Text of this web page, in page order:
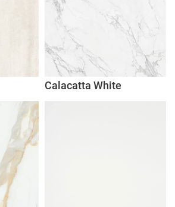
Calacatta White